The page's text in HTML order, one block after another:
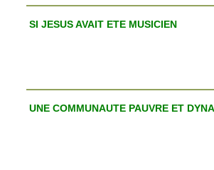
SI JESUS AVAIT ETE MUSICIEN
UNE COMMUNAUTE PAUVRE ET